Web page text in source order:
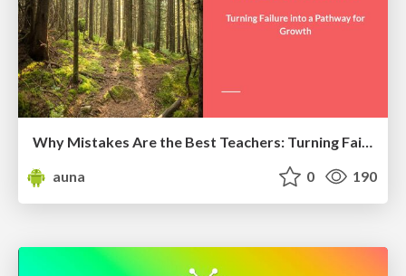
auna
0 190